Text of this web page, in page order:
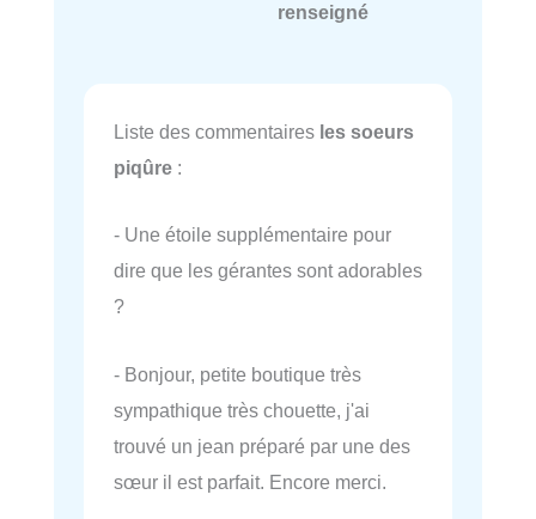
renseigné
Liste des commentaires les soeurs
piqûre :
- Une étoile supplémentaire pour
dire que les gérantes sont adorables
?
- Bonjour, petite boutique très
sympathique très chouette, j'ai
trouvé un jean préparé par une des
sœur il est parfait. Encore merci.